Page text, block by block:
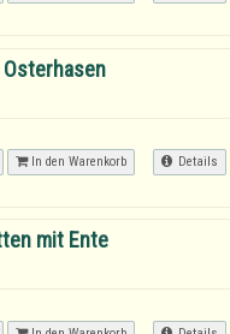
In den Warenkorb Details
mit Ente